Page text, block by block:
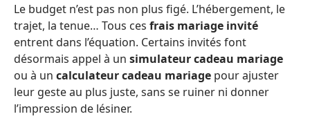
Le budget n’est pas non plus figé. L’hébergement, le
trajet, la tenue… Tous ces frais mariage invité
entrent dans l’équation. Certains invités font
désormais appel à un simulateur cadeau mariage
ou à un calculateur cadeau mariage pour ajuster
leur geste au plus juste, sans se ruiner ni donner
l’impression de lésiner.